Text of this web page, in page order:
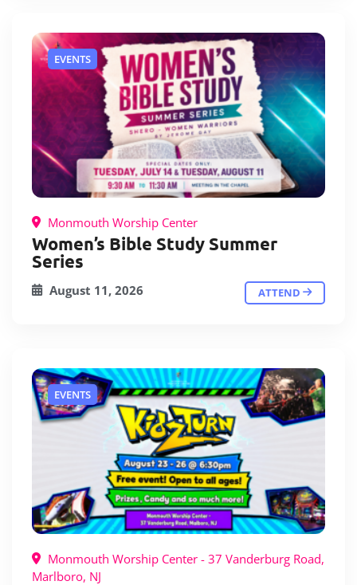
EVENTS
Monmouth Worship Center
Women’s Bible Study Summer
Series
August 11, 2026 ATTEND
EVENTS
Monmouth Worship Center - 37 Vanderburg Road,
Marlboro, NJ